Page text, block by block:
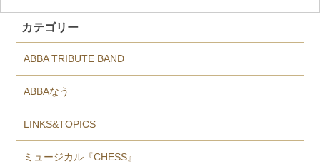
カテゴリー
ABBA TRIBUTE BAND
ABBAなう
LINKS&TOPICS
ミュージカル『CHESS』